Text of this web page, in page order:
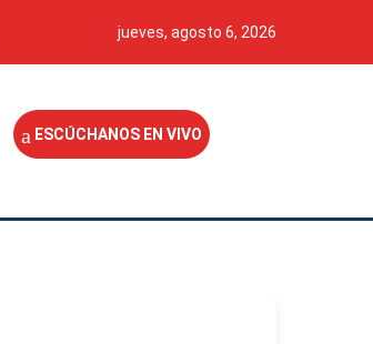
jueves, agosto 6, 2026
ESCÚCHANOS EN VIVO